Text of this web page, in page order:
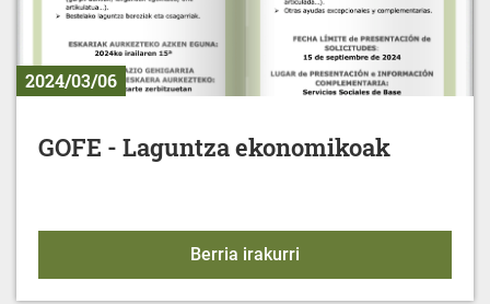
2024/03/06
GOFE - Laguntza ekonomikoak
Berria irakurri